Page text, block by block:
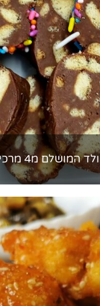
מ4 מרכיבים בלבד